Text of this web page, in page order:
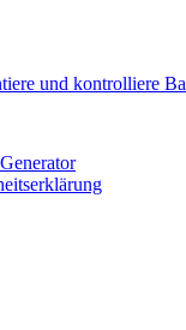
und kontrolliere